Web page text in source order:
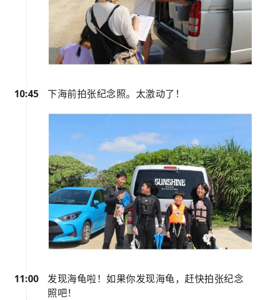
10:45 下海前拍张纪念照。太激动了！
11:00
发现海龟啦！如果你发现海龟，赶快拍张纪念
照吧！